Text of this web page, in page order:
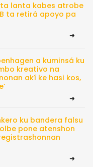
lanta kabes atrobe
ta retirá apoyo pa
a kuminsá ku
kreativo na
akí ke hasi kos,
ku bandera falsu
pone atenshon